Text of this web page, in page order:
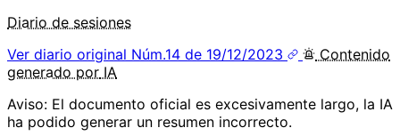
Diario de sesiones
Ver diario original Núm.14 de 19/12/2023
Contenido
generado por IA
Aviso: El documento oficial es excesivamente largo, la IA
ha podido generar un resumen incorrecto.